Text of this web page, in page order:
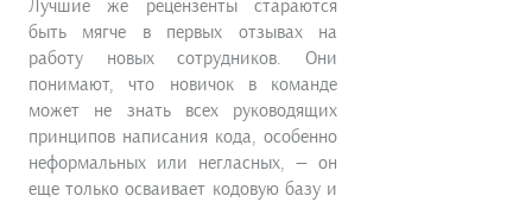
Лучшие же рецензенты стараются
быть мягче в первых отзывах на
работу новых сотрудников. Они
понимают, что новичок в команде
может не знать всех руководящих
принципов написания кода, особенно
неформальных или негласных, — он
еще только осваивает кодовую базу и